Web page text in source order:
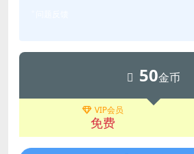
50金币
VIP会员
免费